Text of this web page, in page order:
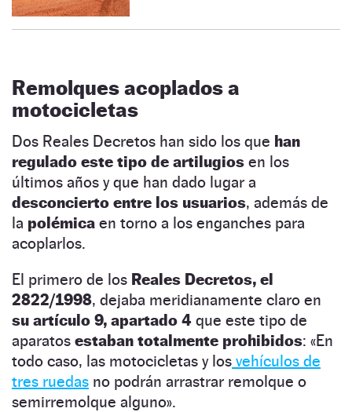
Remolques acoplados a
motocicletas
Dos Reales Decretos han sido los que han
regulado este tipo de artilugios en los
últimos años y que han dado lugar a
desconcierto entre los usuarios, además de
la polémica en torno a los enganches para
acoplarlos.
El primero de los Reales Decretos, el
2822/1998, dejaba meridianamente claro en
su artículo 9, apartado 4 que este tipo de
aparatos estaban totalmente prohibidos: «En
todo caso, las motocicletas y los vehículos de
tres ruedas no podrán arrastrar remolque o
semirremolque alguno».